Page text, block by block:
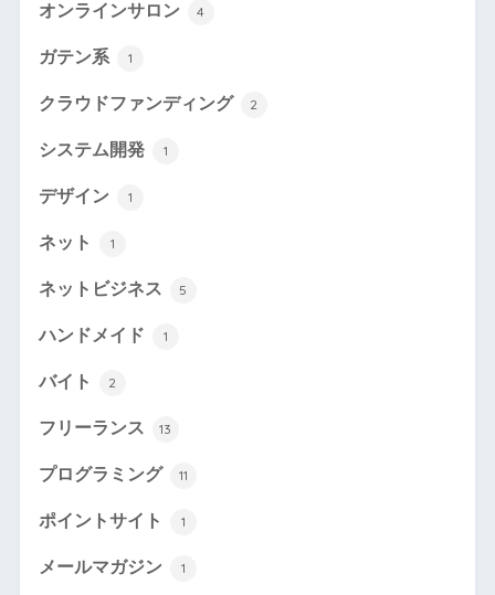
オンラインサロン 4
ガテン系 1
クラウドファンディング 2
システム開発 1
デザイン 1
ネット 1
ネットビジネス 5
ハンドメイド 1
バイト 2
フリーランス 13
プログラミング 11
ポイントサイト 1
メールマガジン 1